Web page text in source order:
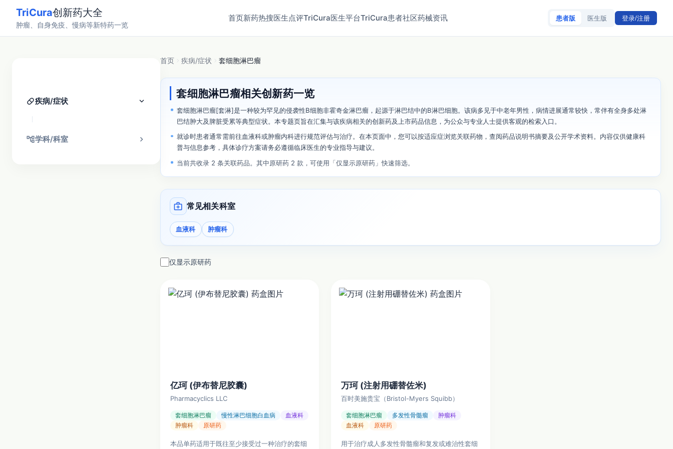
TriCura创新药大全
肿瘤、自身免疫、慢病等新特药一览
首页新药热搜医生点评TriCura医生平台TriCura患者社区药械资讯 患者版 医生版 登录/注册
pill疾病/症状 keyboard_arrow_down
account_tree学科/科室 chevron_right
首页 疾病/症状 套细胞淋巴瘤
套细胞淋巴瘤相关创新药一览
套细胞淋巴瘤[套淋]是一种较为罕见的侵袭性B细胞非霍奇金淋巴瘤，起源于淋巴结中的B淋巴细胞。该病多见于中老年男性，病情进展通常较快，常伴有全身多处淋
巴结肿大及脾脏受累等典型症状。本专题页旨在汇集与该疾病相关的创新药及上市药品信息，为公众与专业人士提供客观的检索入口。
就诊时患者通常需前往血液科或肿瘤内科进行规范评估与治疗。在本页面中，您可以按适应症浏览关联药物，查阅药品说明书摘要及公开学术资料。内容仅供健康科
普与信息参考，具体诊疗方案请务必遵循临床医生的专业指导与建议。
当前共收录 2 条关联药品。其中原研药 2 款，可使用「仅显示原研药」快速筛选。
medical_services 常见相关科室
血液科 肿瘤科
仅显示原研药
亿珂 (伊布替尼胶囊)
Pharmacyclics LLC
套细胞淋巴瘤 慢性淋巴细胞白血病
血液科
肿瘤科
原研药
本品单药适用于既往至少接受过一种治疗的套细
万珂 (注射用硼替佐米)
百时美施贵宝（Bristol-Myers Squibb）
套细胞淋巴瘤 多发性骨髓瘤
肿瘤科
血液科
原研药
用于治疗成人多发性骨髓瘤和复发或难治性套细